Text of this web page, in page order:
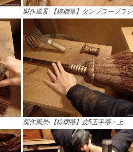
製作風景-【棕櫚箒】タンブラーブラシ
製作風景-【棕櫚箒】皮5玉手箒・上